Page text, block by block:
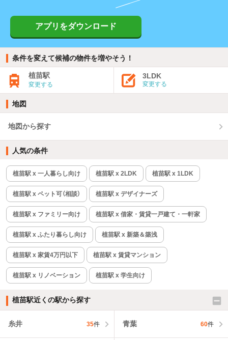
アプリをダウンロード
条件を変えて候補の物件を増やそう！
植苗駅
変更する
3LDK
変更する
地図
地図から探す
人気の条件
植苗駅 x 一人暮らし向け 植苗駅 x 2LDK 植苗駅 x 1LDK
植苗駅 x ペット可（相談） 植苗駅 x デザイナーズ
植苗駅 x ファミリー向け 植苗駅 x 借家・賃貸一戸建て・一軒家
植苗駅 x ふたり暮らし向け 植苗駅 x 新築＆築浅
植苗駅 x 家賃4万円以下 植苗駅 x 賃貸マンション
植苗駅 x リノベーション 植苗駅 x 学生向け
植苗駅近くの駅から探す
糸井 35件 青葉 60件